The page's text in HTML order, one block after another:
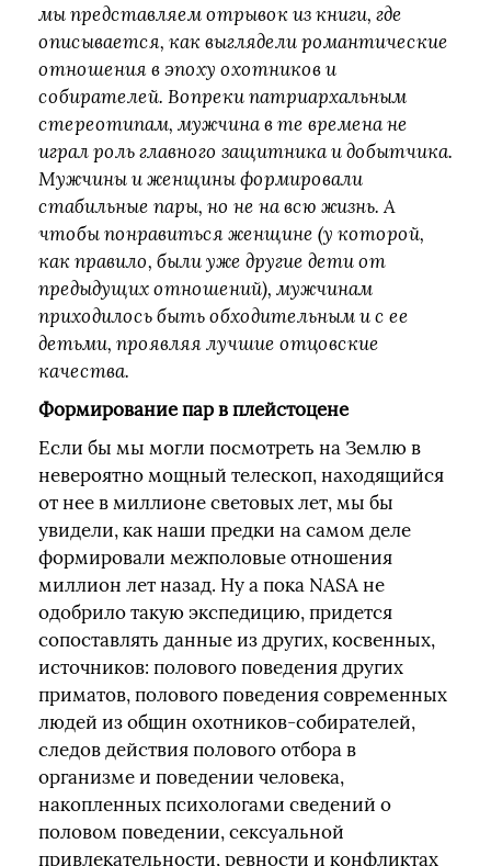
мы представляем отрывок из книги, где
описывается, как выглядели романтические
отношения в эпоху охотников и
собирателей. Вопреки патриархальным
стереотипам, мужчина в те времена не
играл роль главного защитника и добытчика.
Мужчины и женщины формировали
стабильные пары, но не на всю жизнь. А
чтобы понравиться женщине (у которой,
как правило, были уже другие дети от
предыдущих отношений), мужчинам
приходилось быть обходительным и с ее
детьми, проявляя лучшие отцовские
качества.
Формирование пар в плейстоцене
Если бы мы могли посмотреть на Землю в
невероятно мощный телескоп, находящийся
от нее в миллионе световых лет, мы бы
увидели, как наши предки на самом деле
формировали межполовые отношения
миллион лет назад. Ну а пока NASA не
одобрило такую экспедицию, придется
сопоставлять данные из других, косвенных,
источников: полового поведения других
приматов, полового поведения современных
людей из общин охотников-собирателей,
следов действия полового отбора в
организме и поведении человека,
накопленных психологами сведений о
половом поведении, сексуальной
привлекательности, ревности и конфликтах